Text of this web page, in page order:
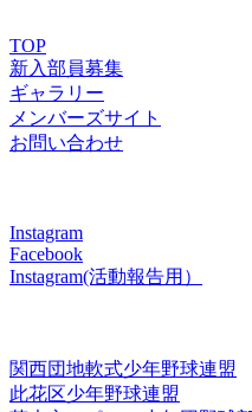
TOP
新入部員募集
ギャラリー
メンバーズサイト
お問い合わせ
Instagram
Facebook
Instagram(活動報告用）
関西団地軟式少年野球連盟
此花区少年野球連盟